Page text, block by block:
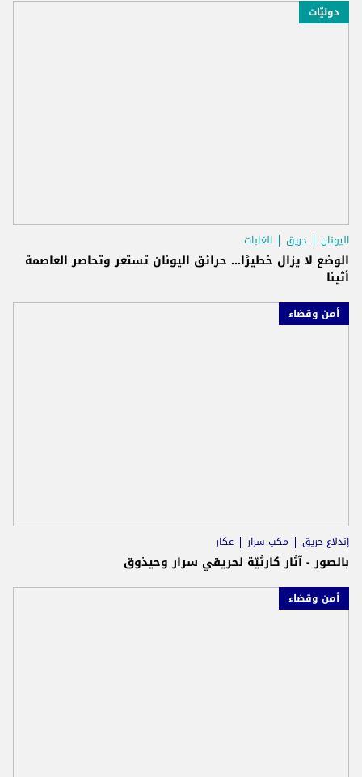
دوليّات
اليونان حريق الغابات
الوضع لا يزال خطيرًا... حرائق اليونان تستعر وتحاصر العاصمة
أثينا
أمن وقضاء
إندلاع حريق مكب سرار عكار
بالصور - آثار كارثيّة لحريقي سرار وحيذوق
أمن وقضاء